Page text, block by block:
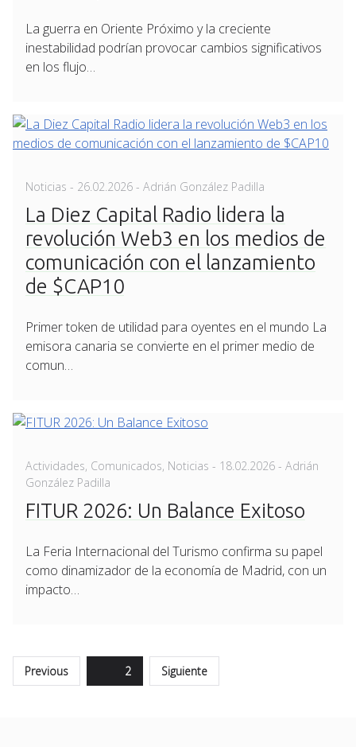
La guerra en Oriente Próximo y la creciente
inestabilidad podrían provocar cambios significativos
en los flujo…
Noticias - Posted
26.02.2026 - Adrián González Padilla
La Diez Capital Radio lidera la
revolución Web3 en los medios de
comunicación con el lanzamiento
de $CAP10
Primer token de utilidad para oyentes en el mundo La
emisora canaria se convierte en el primer medio de
comun…
Actividades, Comunicados, Noticias - Posted
18.02.2026 - Adrián
González Padilla
FITUR 2026: Un Balance Exitoso
La Feria Internacional del Turismo confirma su papel
como dinamizador de la economía de Madrid, con un
impacto…
Paginación
de
Previous Page2 Siguiente